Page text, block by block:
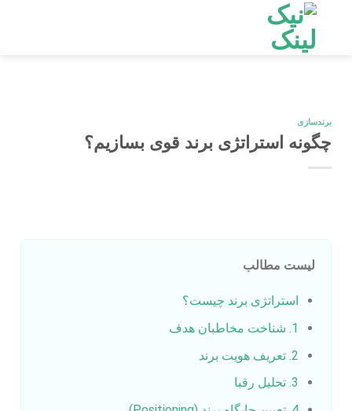
content
برندسازی
چگونه استراتژی برند قوی بسازیم؟
لیست مطالب
استراتژی برند چیست؟
1. شناخت مخاطبان هدف
2. تعریف هویت برند
3. تحلیل رقبا